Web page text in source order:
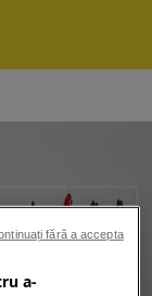
si
a-
fără a accepta